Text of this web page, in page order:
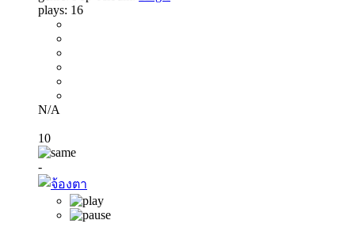
plays: 16
N/A
10
-